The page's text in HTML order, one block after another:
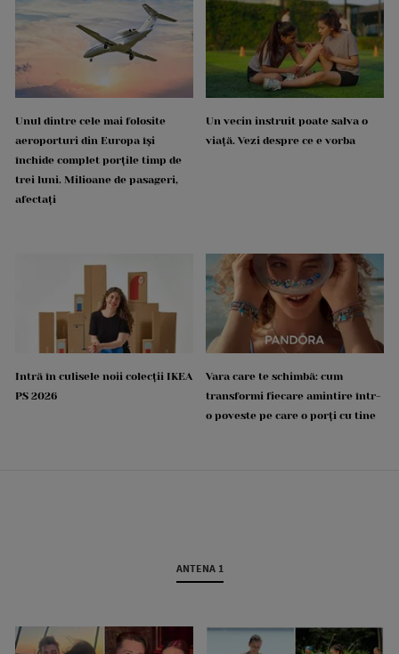
Unul dintre cele mai folosite
aeroporturi din Europa își
închide complet porțile timp de
trei luni. Milioane de pasageri,
afectați
Un vecin instruit poate salva o
viață. Vezi despre ce e vorba
Intră în culisele noii colecții IKEA
PS 2026
Vara care te schimbă: cum
transformi fiecare amintire într-
o poveste pe care o porți cu tine
ANTENA 1